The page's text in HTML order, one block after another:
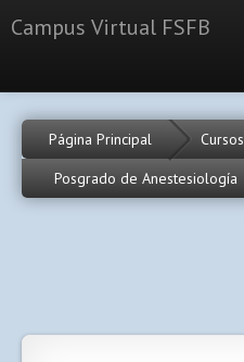
Campus Virtual FSFB
Calendario
Portal
Página Principal
Cursos
Posgrado de Anestesiología